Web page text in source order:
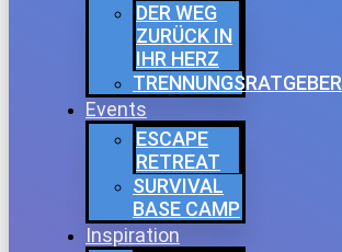
DER WEG
ZURÜCK IN
IHR HERZ
TRENNUNGSRATGEBER
Events
ESCAPE
RETREAT
SURVIVAL
BASE CAMP
Inspiration